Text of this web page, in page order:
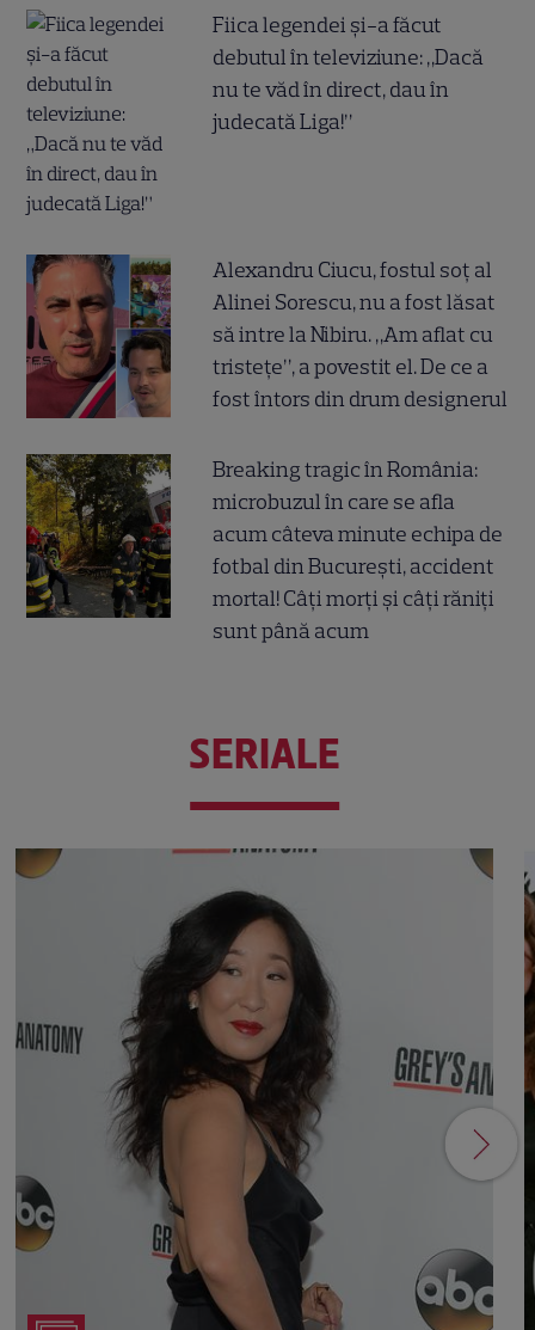
Fiica legendei și-a făcut
debutul în televiziune: „Dacă
nu te văd în direct, dau în
judecată Liga!”
Alexandru Ciucu, fostul soț al
Alinei Sorescu, nu a fost lăsat
să intre la Nibiru. „Am aflat cu
tristețe”, a povestit el. De ce a
fost întors din drum designerul
Breaking tragic în România:
microbuzul în care se afla
acum câteva minute echipa de
fotbal din București, accident
mortal! Câți morți și câți răniți
sunt până acum
SERIALE